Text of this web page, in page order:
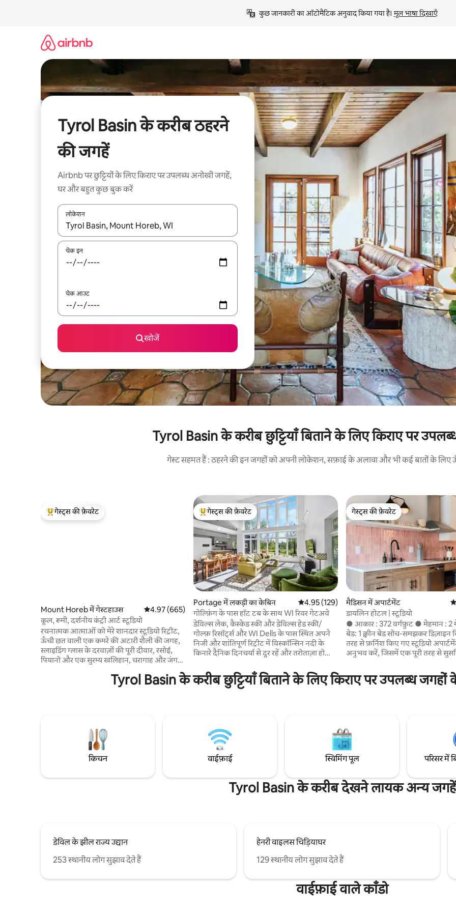
कुछ जानकारी का ऑटोमैटिक अनुवाद किया गया है। मूल भाषा दिखाएँ
Tyrol Basin के करीब ठहरने
की जगहें
Airbnb पर छुट्टियों के लिए किराए पर उपलब्ध अनोखी जगहें,
घर और बहुत कुछ बुक करें
लोकेशन
नतीजों के उपलब्ध होने पर, अप और डाउन 'ऐरो की' का इस्तेमाल करके नेविगेट करें या टच या फिर स्वाइप जेस्चर का इस्तेमाल करके एक्सप्लोर करें।
चेक इन
चेक आउट
खोजें
Tyrol Basin के करीब छुट्टियाँ बिताने के लिए किराए पर
गेस्ट सहमत हैं : ठहरने की इन जगहों को अपनी लोकेशन, सफ़ाई के अलावा और भी कई बातों के लिए
गेस्ट्स का टॉप फ़ेवरेट
गेस्ट्स की फ़ेवरेट
Mount Horeb में गेस्टहाउस औसत रेटिंग 5 में से 4.97, 665 समीक्षाएँ
4.97 (665)
कूल, रूमी, दर्शनीय कंट्री आर्ट स्टूडियो
रचनात्मक आत्माओं को मेरे शानदार स्टूडियो रिट्रीट,
ऊँची छत वाली एक कमरे की अटारी शैली की जगह,
स्लाइडिंग ग्लास के दरवाज़ों की पूरी दीवार, रसोई,
पियानो और एक सुरम्य खलिहान, चरागाह और जंगली
विशाल कंट्री गेटअवे में प्लंबिंग नहीं है—यहाँ से यार्ड
पार करके कुछ ही सीढ़ियाँ चढ़ने पर मुख्य घर में
कुत्तों को बाहर पट्टे से बाँधना होगा और आपकी गैर-
मौजूदगी में उन्हें केनेल में रखना होगा।
गेस्ट्स का टॉप फ़ेवरेट
गेस्ट्स की फ़ेवरेट
Portage में लकड़ी का केबिन औसत रेटिंग 5 में से 4.95, 129 समीक्षाएँ
4.95 (129)
गोल्फ़िंग के पास हॉट टब के साथ WI रिवर गेटअवे
डेविल्स लेक, कैस्केड स्की और डेविल्स हेड स्की/
गोल्फ़ रिसॉर्ट्स और WI Dells के पास स्थित अपने
निजी और शांतिपूर्ण रिट्रीट में विस्कॉन्सिन नदी के
किनारे दैनिक दिनचर्या से दूर रहें और तरोताज़ा हो
अक्टूबर), पिंग पोंग, फ़ूज़बॉल, डार्ट्स और आउटडोर
गेम्स वाले परिवारों के लिए बिल्कुल सही। आधुनिक
विशाल डिज़ाइन में कुदरती रोशनी, लग्ज़री सुविधाएँ
दिन की यात्राओं के बारे में पूछें।
गेस्ट्स की फ़ेवरेट
गेस्ट्स की फ़ेवरेट
मैडिसन में अपार्टमेंट
डायलिन होटल | स्टूडियो
● आकार : 372 वर्गफ़ुट ● मेहमान : 2
बेड: 1 क्वीन बेड सोच-समझकर डिज़ाइन किए गए पूरी
तरह से फ़र्निश किए गए स्टूडियो
अनुभव करें, जिसमें एक पूरी तरह से
कैप ईस्ट इलाके में मौजूद एक आधुनिक
बिलकुल सही।
Tyrol Basin के करीब छुट्टियाँ बिताने के लिए किराए पर उपलब्ध जगहों
किचन वाईफ़ाई स्विमिंग पूल परिसर में
Tyrol Basin के करीब देखने लायक अन्य जगहें
डेविल के झील राज्य उद्यान
253 स्थानीय लोग सुझाव देते हैं
हेनरी वाइलस चिड़ियाघर
129 स्थानीय लोग सुझाव देते हैं
वाईफ़ाई वाले काँडो